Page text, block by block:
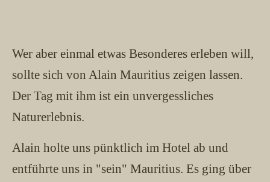
Wer aber einmal etwas Besonderes erleben will,
sollte sich von Alain Mauritius zeigen lassen.
Der Tag mit ihm ist ein unvergessliches
Naturerlebnis.
Alain holte uns pünktlich im Hotel ab und
entführte uns in "sein" Mauritius. Es ging über